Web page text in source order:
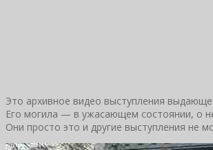
Это архивное видео выступления
Его могила — в ужасающем состоянии, о
Они просто это и другие выступления не